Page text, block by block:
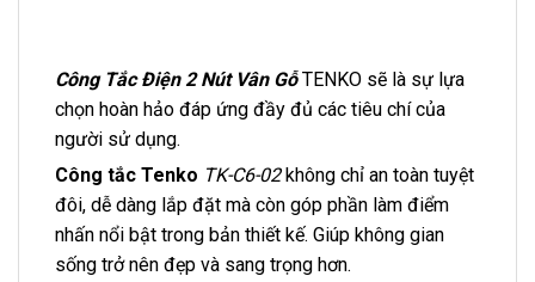
Công Tắc Điện 2 Nút Vân GỗTENKO sẽ là sự lựa
chọn hoàn hảo đáp ứng đầy đủ các tiêu chí của
người sử dụng.
Công tắc Tenko TK-C6-02không chỉ an toàn tuyệt
đôi, dễ dàng lắp đặt mà còn góp phần làm điểm
nhấn nổi bật trong bản thiết kế. Giúp không gian
sống trở nên đẹp và sang trọng hơn.